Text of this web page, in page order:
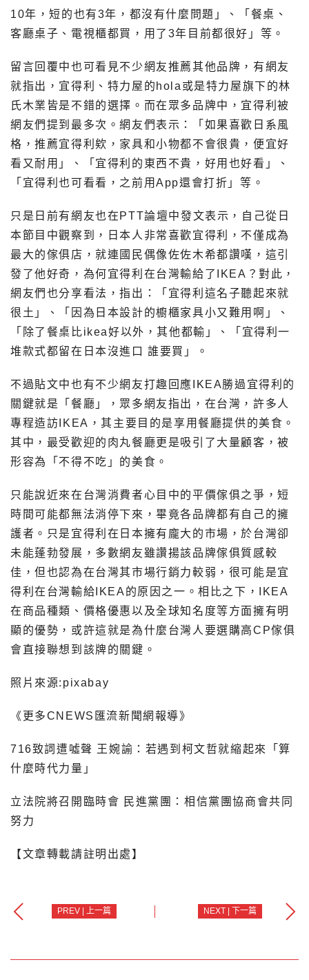
10年，短的也有3年，都沒有什麼問題」、「餐桌、
客廳桌子、電視櫃都買，用了3年目前都很好」等。
留言回覆中也可看見不少網友推薦其他品牌，有網友
就指出，宜得利、特力屋的hola或是特力屋旗下的林
氏木業皆是不錯的選擇。而在眾多品牌中，宜得利被
網友們提到最多次。網友們表示：「如果喜歡日系風
格，推薦宜得利欸，家具和小物都不會很貴，便宜好
看又耐用」、「宜得利的東西不貴，好用也好看」、
「宜得利也可看看，之前用App還會打折」等。
只是日前有網友也在PTT論壇中發文表示，自己從日
本節目中觀察到，日本人非常喜歡宜得利，不僅成為
最大的傢俱店，就連國民偶像佐佐木希都讚嘆，這引
發了他好奇，為何宜得利在台灣輸給了IKEA？對此，
網友們也分享看法，指出：「宜得利這名子聽起來就
很土」、「因為日本設計的櫥櫃家具小又難用啊」、
「除了餐桌比ikea好以外，其他都輸」、「宜得利一
堆款式都留在日本沒進口 誰要買」。
不過貼文中也有不少網友打趣回應IKEA勝過宜得利的
關鍵就是「餐廳」，眾多網友指出，在台灣，許多人
專程造訪IKEA，其主要目的是享用餐廳提供的美食。
其中，最受歡迎的肉丸餐廳更是吸引了大量顧客，被
形容為「不得不吃」的美食。
只能說近來在台灣消費者心目中的平價傢俱之爭，短
時間可能都無法消停下來，畢竟各品牌都有自己的擁
護者。只是宜得利在日本擁有龐大的市場，於台灣卻
未能蓬勃發展，多數網友雖讚揚該品牌傢俱質感較
佳，但也認為在台灣其市場行銷力較弱，很可能是宜
得利在台灣輸給IKEA的原因之一。相比之下，IKEA
在商品種類、價格優惠以及全球知名度等方面擁有明
顯的優勢，或許這就是為什麼台灣人要選購高CP傢俱
會直接聯想到該牌的關鍵。
照片來源:pixabay
《更多CNEWS匯流新聞網報導》
716致詞遭噓聲 王婉諭：若遇到柯文哲就縮起來「算
什麼時代力量」
立法院將召開臨時會 民進黨團：相信黨團協商會共同
努力
【文章轉載請註明出處】
PREV | 上一篇 NEXT | 下一篇